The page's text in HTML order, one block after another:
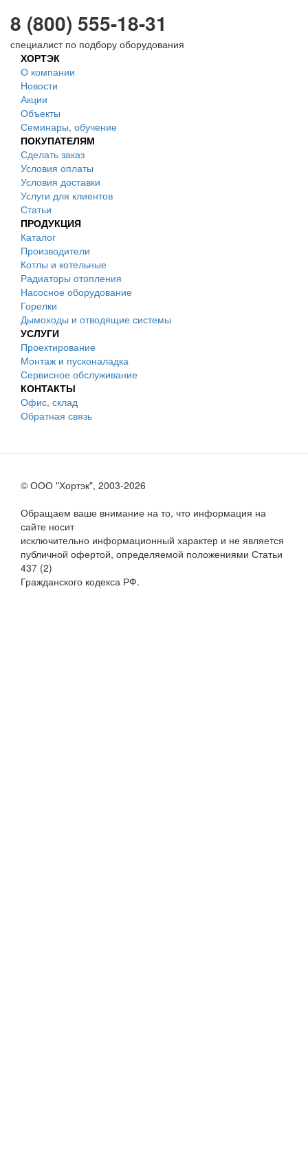
8 (800) 555-18-31
специалист по подбору оборудования
ХОРТЭК
О компании
Новости
Акции
Объекты
Семинары, обучение
ПОКУПАТЕЛЯМ
Сделать заказ
Условия оплаты
Условия доставки
Услуги для клиентов
Статьи
ПРОДУКЦИЯ
Каталог
Производители
Котлы и котельные
Радиаторы отопления
Насосное оборудование
Горелки
Дымоходы и отводящие системы
УСЛУГИ
Проектирование
Монтаж и пусконаладка
Сервисное обслуживание
КОНТАКТЫ
Офис, склад
Обратная связь
© ООО "Хортэк", 2003-2026
Обращаем ваше внимание на то, что информация на
сайте носит
исключительно информационный характер и не является
публичной офертой, определяемой положениями Статьи
437 (2)
Гражданского кодекса РФ.